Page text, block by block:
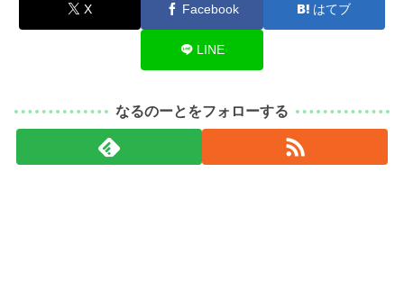
X Facebook はてブ
LINE
なるのーとをフォローする